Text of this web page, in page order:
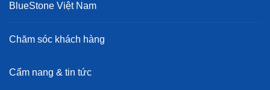
BlueStone Việt Nam
Chăm sóc khách hàng
Cẩm nang & tin tức